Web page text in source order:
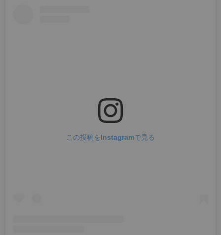
この投稿をInstagramで見る